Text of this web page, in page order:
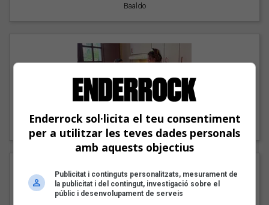
Baaldo
"Lo bueno y lo malo"
Carmen y María
Enderrock sol·licita el teu consentiment
per a utilitzar les teves dades personals
amb aquests objectius
Publicitat i continguts personalitzats, mesurament de
la publicitat i del contingut, investigació sobre el
públic i desenvolupament de serveis